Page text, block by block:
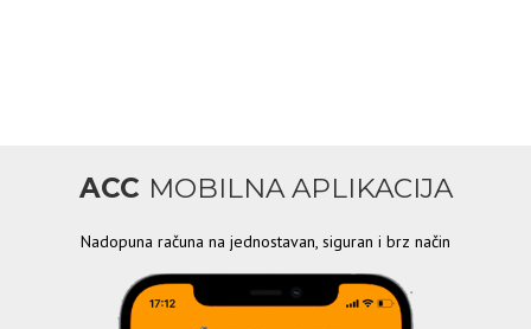
ACC MOBILNA APLIKACIJA
Nadopuna računa na jednostavan, siguran i brz način